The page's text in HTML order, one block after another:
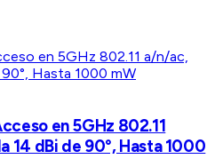
en 5GHz 802.11
14 dBi de 90°, Hasta 1000